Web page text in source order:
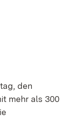
den
mehr als 300